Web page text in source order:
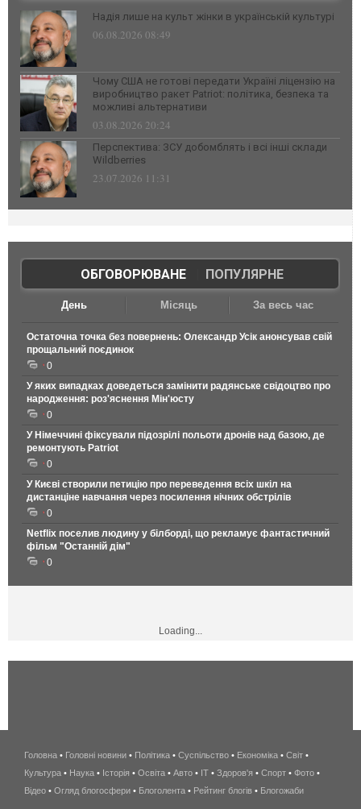
Надія лише на культ жінки в українській культурі
06.08.2026 08:49
Чому США не готові передати Україні ліцензію на
виробництво ракет Patriot: політика, безпека та
можливі альтернативи
03.08.2026 20:24
Перспектива: ЗСУ добомблять і всі інші склади
Wildberries
23.07.2026 11:31
ОБГОВОРЮВАНЕ| ПОПУЛЯРНЕ
День Місяць За весь час
Остаточна точка без повернень: Олександр Усік анонсував свій
прощальний поєдинок
0
У яких випадках доведеться замінити радянське свідоцтво про
народження: роз'яснення Мін'юсту
0
У Німеччині фіксували підозрілі польоти дронів над базою, де
ремонтують Patriot
0
У Києві створили петицію про переведення всіх шкіл на
дистанціне навчання через посилення нічних обстрілів
0
Netflix поселив людину у білборді, що рекламує фантастичний
фільм "Останній дім"
0
Loading...
беспроводной
интернет
киев
Головна • Головні новини • Політика • Суспільство • Економіка • Світ •
Культура • Наука • Історія • Освіта • Авто • IT • Здоров'я • Спорт • Фото •
Відео • Огляд блогосфери • Блоголента • Рейтинг блогів • Блогожаби